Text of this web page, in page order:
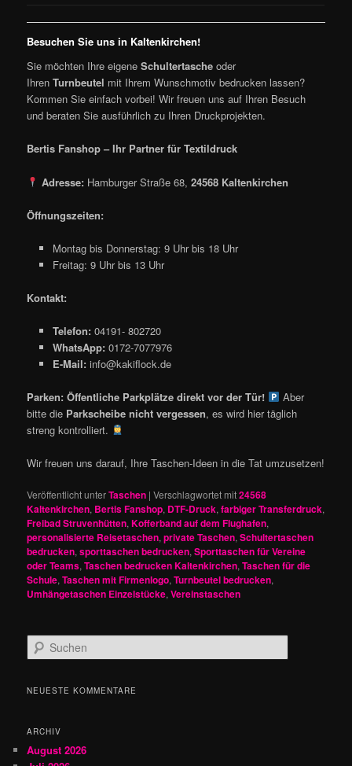
Besuchen Sie uns in Kaltenkirchen!
Sie möchten Ihre eigeneSchultertasche oder
IhrenTurnbeutel mit Ihrem Wunschmotiv bedrucken lassen?
Kommen Sie einfach vorbei! Wir freuen uns auf Ihren Besuch
und beraten Sie ausführlich zu Ihren Druckprojekten.
Bertis Fanshop – Ihr Partner für Textildruck
Adresse: Hamburger Straße 68, 24568 Kaltenkirchen
Öffnungszeiten:
Montag bis Donnerstag: 9 Uhr bis 18 Uhr
Freitag: 9 Uhr bis 13 Uhr
Kontakt:
Telefon: 04191- 802720
WhatsApp: 0172-7077976
E-Mail: info@kakiflock.de
Parken: Öffentliche Parkplätze direkt vor der Tür!
Aber
bitte die Parkscheibe nicht vergessen, es wird hier täglich
streng kontrolliert.
Wir freuen uns darauf, Ihre Taschen-Ideen in die Tat umzusetzen!
Veröffentlicht unterTaschen |Verschlagwortet mit24568
Kaltenkirchen, Bertis Fanshop, DTF-Druck,farbiger Transferdruck,
Freibad Struvenhütten,Kofferband auf dem Flughafen,
personalisierte Reisetaschen,private Taschen,Schultertaschen
bedrucken,sporttaschen bedrucken,Sporttaschen für Vereine
oder Teams,Taschen bedrucken Kaltenkirchen,Taschen für die
Schule,Taschen mit Firmenlogo,Turnbeutel bedrucken,
Umhängetaschen Einzelstücke,Vereinstaschen
u
h
NEUESTE KOMMENTARE
ARCHIV
August 2026